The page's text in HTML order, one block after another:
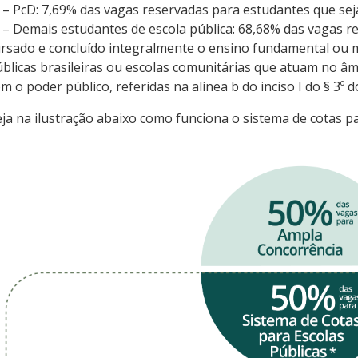
PcD: 7,69% das vagas reservadas para estudantes que
– Demais estudantes de escola pública: 68,68% das vagas
e concluído integralmente o ensino fundamental ou
brasileiras ou escolas comunitárias que atuam no
o poder público, referidas na alínea b do inciso I do § 3º
na ilustração abaixo como funciona o sistema de cotas